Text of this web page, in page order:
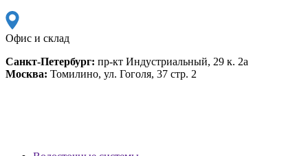
Офис и склад
Санкт-Петербург: пр-кт Индустриальный, 29 к. 2а
Москва: Томилино, ул. Гоголя, 37 стр. 2